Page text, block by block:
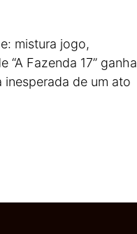
mistura jogo,
Fazenda 17” ganha
de um ato